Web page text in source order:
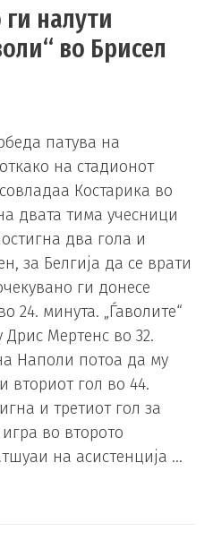
налути
во Брисел
патува на
на стадионот
Костарика во
двата тима учесници
два гола и
за Белгија да се врати
ги донесе
24. минута. „Ѓаволите“
Дрис Мертенс во 32.
Наполи потоа да му
вториот гол во 44.
и третиот гол за
во второто
на асистенција …